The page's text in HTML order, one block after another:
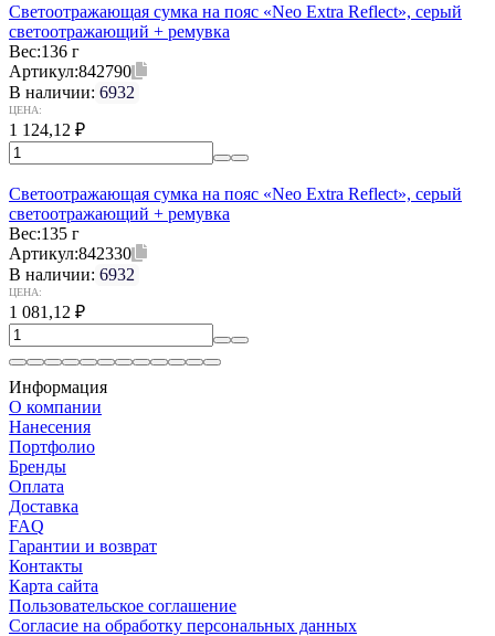
Светоотражающая сумка на пояс «Neo Extra Reflect», серый
светоотражающий + ремувка
Вес:136 г
Артикул:842790
В наличии: 6932
ЦЕНА:
1 124,12 ₽
Светоотражающая сумка на пояс «Neo Extra Reflect», серый
светоотражающий + ремувка
Вес:135 г
Артикул:842330
В наличии: 6932
ЦЕНА:
1 081,12 ₽
Информация
О компании
Нанесения
Портфолио
Бренды
Оплата
Доставка
FAQ
Гарантии и возврат
Контакты
Карта сайта
Пользовательское соглашение
Согласие на обработку персональных данных